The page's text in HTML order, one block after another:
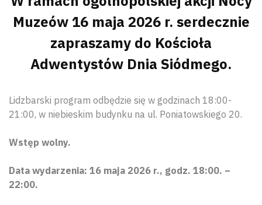
Muzeów 16 maja 2026 r. serdecznie
zapraszamy do Kościoła
Adwentystów Dnia Siódmego.
Lidzbarski program odbędzie się w godzinach 18:00-
21:00, w niebieskim budynku na ul. Poniatowskiego 20.
Wstęp wolny.
Data wydarzenia: 16 maja 2026 r., godz. 18:00. –
22:00.